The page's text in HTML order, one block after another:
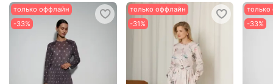
только оффлайн
-33%
только оффлайн
-31%
-33%